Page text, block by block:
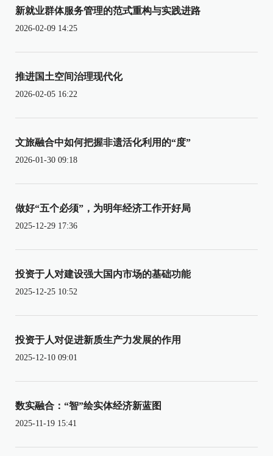
新就业群体服务管理的范式重构与实践进路
2026-02-09 14:25
推进国土空间治理现代化
2026-02-05 16:22
文旅融合中如何把握非遗活化利用的“度”
2026-01-30 09:18
做好“五个必须”，为明年经济工作开好局
2025-12-29 17:36
投资于人对建设强大国内市场的基础功能
2025-12-25 10:52
投资于人对促进新质生产力发展的作用
2025-12-10 09:01
数实融合：“智”绘实体经济新蓝图
2025-11-19 15:41